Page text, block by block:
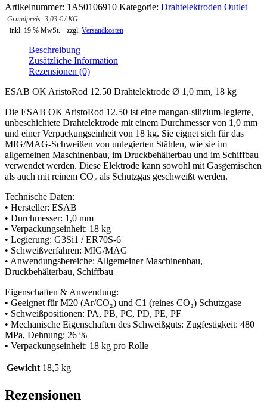
Artikelnummer: 1A50106910 Kategorie: Drahtelektroden Outlet
3,03 €/KG
inkl. 19 % MwSt.
zzgl. Versandkosten
Beschreibung
Zusätzliche Information
Rezensionen (0)
ESAB OK AristoRod 12.50 Drahtelektrode Ø 1,0 mm, 18 kg
Die ESAB OK AristoRod 12.50 ist eine mangan-silizium-legierte,
unbeschichtete Drahtelektrode mit einem Durchmesser von 1,0 mm
und einer Verpackungseinheit von 18 kg. Sie eignet sich für das
MIG/MAG-Schweißen von unlegierten Stählen, wie sie im
allgemeinen Maschinenbau, im Druckbehälterbau und im Schiffbau
verwendet werden. Diese Elektrode kann sowohl mit Gasgemischen
als auch mit reinem CO₂ als Schutzgas geschweißt werden.
Technische Daten:
• Hersteller: ESAB
• Durchmesser: 1,0 mm
• Verpackungseinheit: 18 kg
• Legierung: G3Si1 / ER70S-6
• Schweißverfahren: MIG/MAG
• Anwendungsbereiche: Allgemeiner Maschinenbau,
Druckbehälterbau, Schiffbau
Eigenschaften & Anwendung:
• Geeignet für M20 (Ar/CO₂) und C1 (reines CO₂) Schutzgase
• Schweißpositionen: PA, PB, PC, PD, PE, PF
• Mechanische Eigenschaften des Schweißguts: Zugfestigkeit: 480
MPa, Dehnung: 26 %
• Verpackungseinheit: 18 kg pro Rolle
Gewicht 18,5 kg
Rezensionen